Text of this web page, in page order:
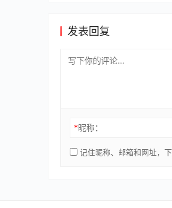
发表回复
*昵称：
记住昵称、邮箱和网址，